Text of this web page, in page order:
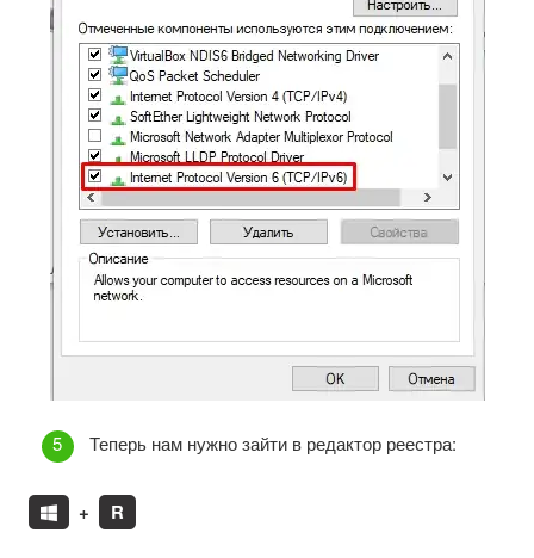
Теперь нам нужно зайти в редактор реестра:
+ R